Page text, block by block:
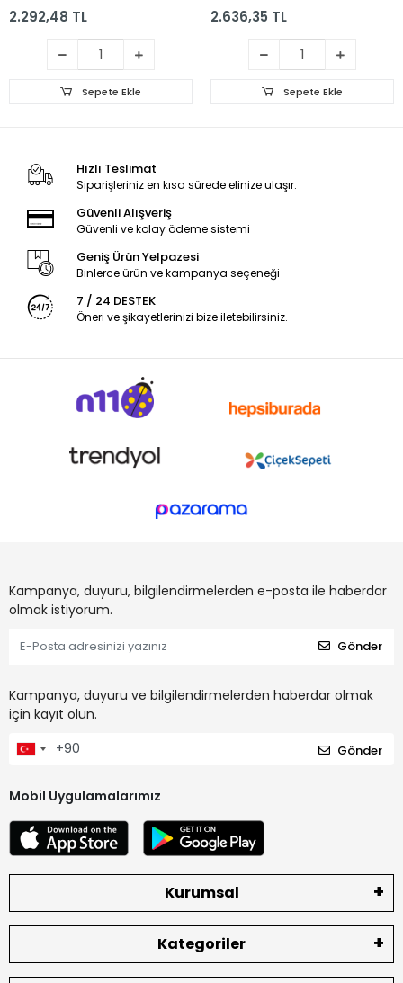
2.292,48 TL
Sepete Ekle
2.636,35 TL
Sepete Ekle
Hızlı Teslimat
Siparişleriniz en kısa sürede elinize ulaşır.
Güvenli Alışveriş
Güvenli ve kolay ödeme sistemi
Geniş Ürün Yelpazesi
Binlerce ürün ve kampanya seçeneği
7 / 24 DESTEK
Öneri ve şikayetlerinizi bize iletebilirsiniz.
Kampanya, duyuru, bilgilendirmelerden e-posta ile haberdar
olmak istiyorum.
Gönder
Kampanya, duyuru ve bilgilendirmelerden haberdar olmak
için kayıt olun.
Gönder
Mobil Uygulamalarımız
Kurumsal
Kategoriler